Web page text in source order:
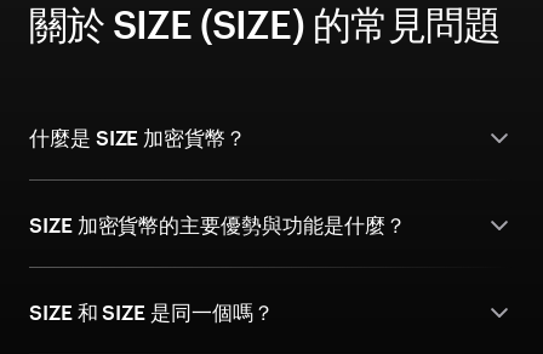
關於 SIZE (SIZE) 的常見問題
什麼是 SIZE 加密貨幣？
SIZE 加密貨幣的主要優勢與功能是什麼？
SIZE 和 SIZE 是同一個嗎？